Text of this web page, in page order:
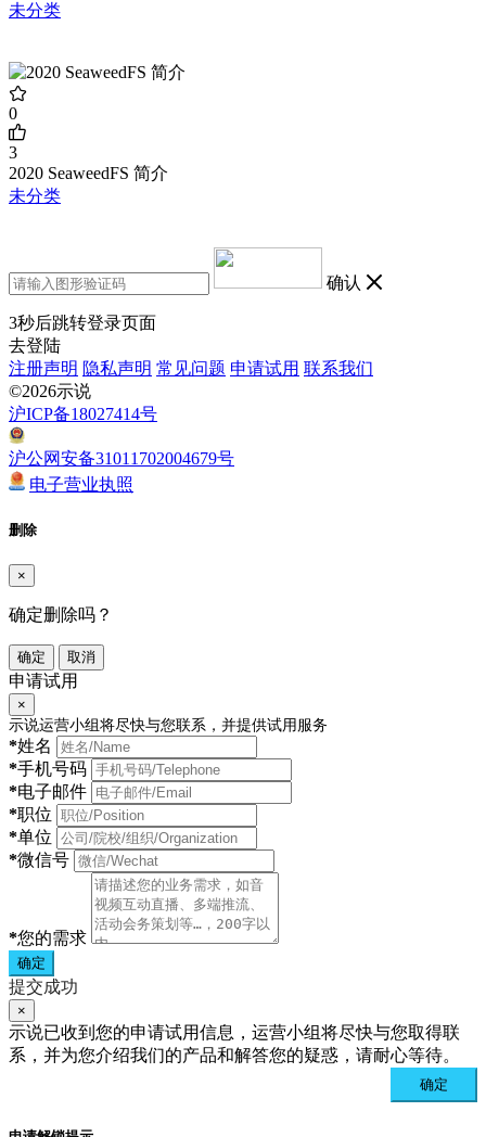
未分类
0
3
2020 SeaweedFS 简介
未分类
确认
3秒后跳转登录页面
去登陆
注册声明 隐私声明 常见问题 申请试用 联系我们
©2026示说
沪ICP备18027414号
沪公网安备31011702004679号
电子营业执照
删除
×
确定删除吗？
确定 取消
申请试用
×
示说运营小组将尽快与您联系，并提供试用服务
*姓名
*手机号码
*电子邮件
*职位
*单位
*微信号
*您的需求
确定
提交成功
×
示说已收到您的申请试用信息，运营小组将尽快与您取得联
系，并为您介绍我们的产品和解答您的疑惑，请耐心等待。
确定